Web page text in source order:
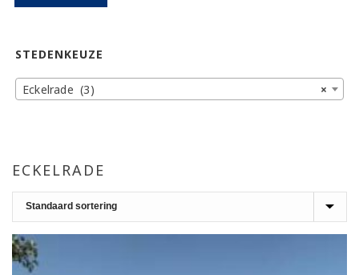
ECKELRADE
STEDENKEUZE
×
Eckelrade (3)